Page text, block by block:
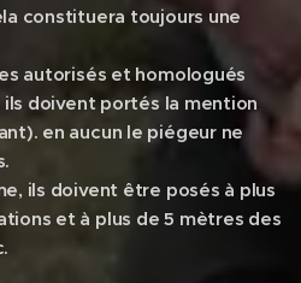
constituera toujours une
autorisés et homologués
doivent portés la mention
en aucun le piégeur ne
ils doivent être posés à plus
et à plus de 5 mètres des